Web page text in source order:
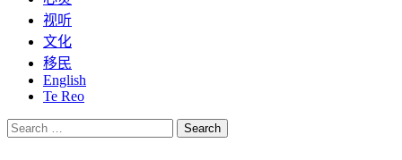
视听
文化
移民
English
Te Reo
Search
for: